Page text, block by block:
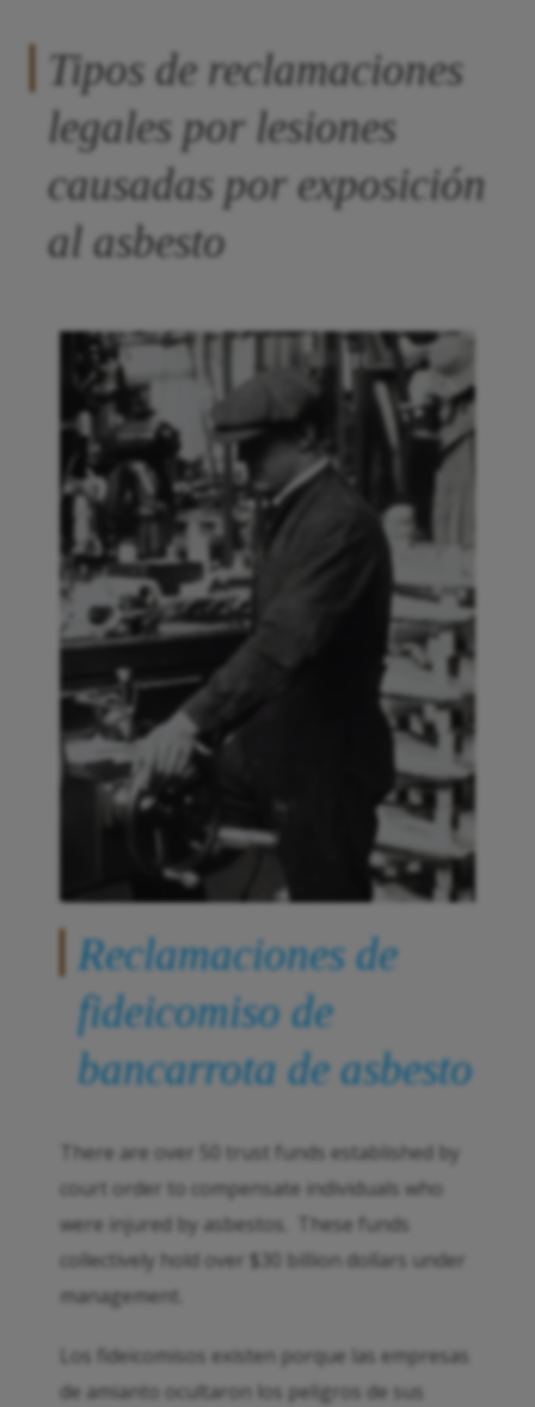
Tipos de reclamaciones
legales por lesiones
causadas por exposición
al asbesto
Reclamaciones de
fideicomiso de
bancarrota de asbesto
There are over 50 trust funds established by
court order to compensate individuals who
were injured by asbestos. These funds
collectively hold over $30 billion dollars under
management.
Los fideicomisos existen porque las empresas
de amianto ocultaron los peligros de sus